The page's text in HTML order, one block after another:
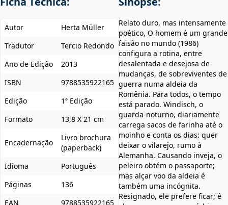
Autor
Herta Müller
Tradutor
Tercio Redondo
Ano de Edição
2013
ISBN
9788535922165
Edição
1ª Edição
Formato
13,8 X 21 cm
Encadernação
Livro brochura
(paperback)
Idioma
Português
Páginas
136
EAN
9788535922165
Relato duro, mas intensamente
poético, O homem é um grande
faisão no mundo (1986)
configura a rotina, entre
desalentada e desejosa de
mudanças, de sobreviventes de
guerra numa aldeia da
Romênia. Para todos, o tempo
está parado. Windisch, o
guarda-noturno, diariamente
carrega sacos de farinha até o
moinho e conta os dias: quer
deixar o vilarejo, rumo à
Alemanha. Causando inveja, o
peleiro obtém o passaporte;
mas alçar voo da aldeia é
também uma incógnita.
Resignado, ele prefere ficar; é